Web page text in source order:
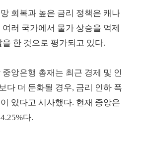
회복과 높은 금리 정책은 캐나
러 국가에서 물가 상승을 억제
한 것으로 평가되고 있다.
앙은행 총재는 최근 경제 및 인
다 더 둔화될 경우, 금리 인하 폭
있다고 시사했다. 현재 중앙은
다.